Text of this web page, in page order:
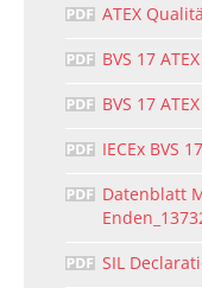
ATEX
BVS 17
BVS 17
IECEx BVS
Datenblatt
SIL